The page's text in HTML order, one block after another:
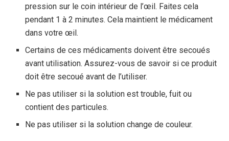
pression sur le coin intérieur de l’œil. Faites cela
pendant 1 à 2 minutes. Cela maintient le médicament
dans votre œil.
Certains de ces médicaments doivent être secoués
avant utilisation. Assurez-vous de savoir si ce produit
doit être secoué avant de l’utiliser.
Ne pas utiliser si la solution est trouble, fuit ou
contient des particules.
Ne pas utiliser si la solution change de couleur.